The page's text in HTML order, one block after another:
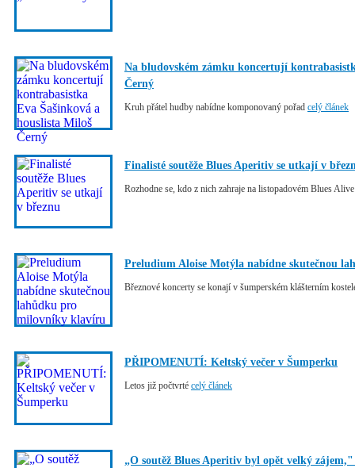
Na bludovském zámku koncertují
Černý
Kruh přátel hudby nabídne komponovaný pořad celý článek
Finalisté soutěže Blues Aperitiv se utkají v
Rozhodne se, kdo z nich zahraje na listopadovém Blues
Preludium Aloise Motýla nabídne skutečnou
Březnové koncerty se konají v šumperském klášterním
PŘIPOMENUTÍ: Keltský večer v Šumperku
Letos již počtvrté celý článek
„O soutěž Blues Aperitiv byl opět velký